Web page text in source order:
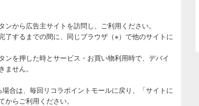
から広告主サイトを訪問し、ご利用ください。
するまでの間に、同じブラウザ（※）で他のサイトに
ンを押した時とサービス・お買い物利用時で、デバイ
せん。
合は、毎回リコラポイントモールに戻り、「サイトに
らご利用ください。